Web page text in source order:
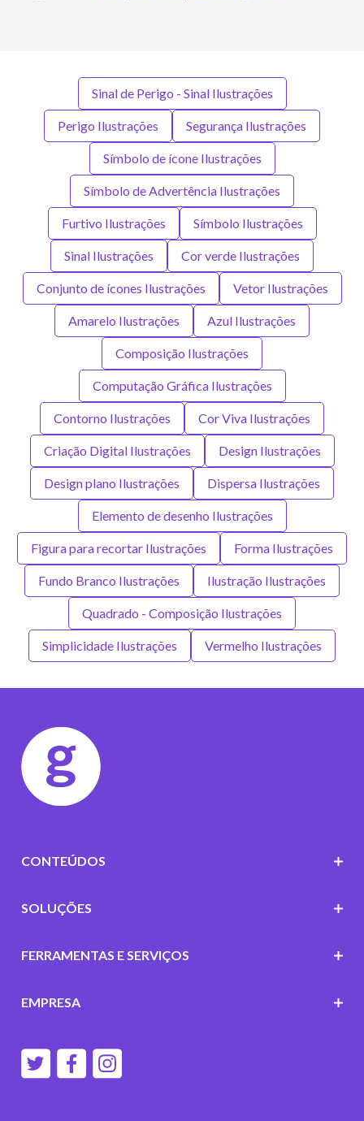
Sinal de Perigo - Sinal Ilustrações
Perigo Ilustrações Segurança Ilustrações
Símbolo de ícone Ilustrações
Símbolo de Advertência Ilustrações
Furtivo Ilustrações Símbolo Ilustrações
Sinal Ilustrações Cor verde Ilustrações
Conjunto de ícones Ilustrações Vetor Ilustrações
Amarelo Ilustrações Azul Ilustrações
Composição Ilustrações
Computação Gráfica Ilustrações
Contorno Ilustrações Cor Viva Ilustrações
Criação Digital Ilustrações Design Ilustrações
Design plano Ilustrações Dispersa Ilustrações
Elemento de desenho Ilustrações
Figura para recortar Ilustrações Forma Ilustrações
Fundo Branco Ilustrações Ilustração Ilustrações
Quadrado - Composição Ilustrações
Simplicidade Ilustrações Vermelho Ilustrações
CONTEÚDOS
SOLUÇÕES
FERRAMENTAS E SERVIÇOS
EMPRESA